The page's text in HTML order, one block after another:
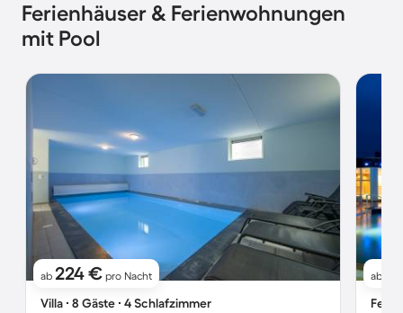
Ferienhäuser & Ferienwohnungen
mit Pool
ab 224 € pro Nacht
Villa ∙ 8 Gäste ∙ 4 Schlafzimmer
ab